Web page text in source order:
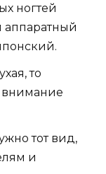
ногтей
аппаратный
то
внимание
тот вид,
и